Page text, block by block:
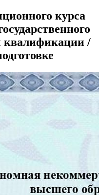
курса
квалификации /